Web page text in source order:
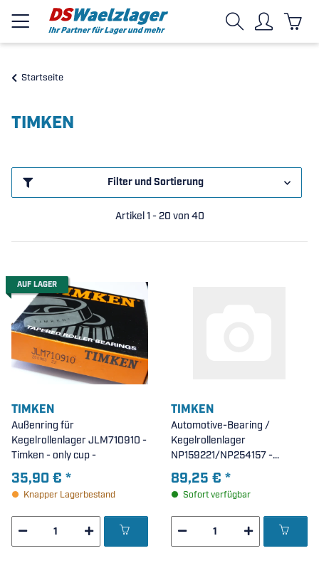
Startseite
TIMKEN
Filter und Sortierung
Artikel 1 - 20 von 40
AUF LAGER
TIMKEN
Außenring für
Kegelrollenlager JLM710910 -
Timken - only cup -
35,90 € *
Knapper Lagerbestand
TIMKEN
Automotive-Bearing /
Kegelrollenlager
NP159221/NP254157 -
TIMKEN ( 41,5x82,5x21,8mm )
89,25 € *
Sofort verfügbar